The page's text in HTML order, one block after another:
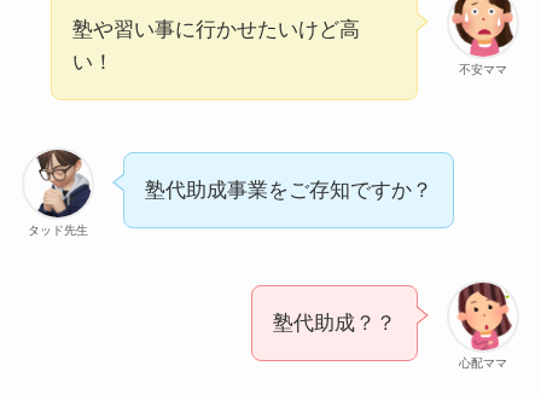
不安ママ
塾や習い事に行かせたいけど高
い！
タッド先生
塾代助成事業をご存知ですか？
心配ママ
塾代助成？？